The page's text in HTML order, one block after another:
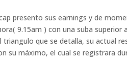
presento sus earnings y de
9.15am ) con una suba superior
que se detalla, su actual
su máximo, el cual se registrara